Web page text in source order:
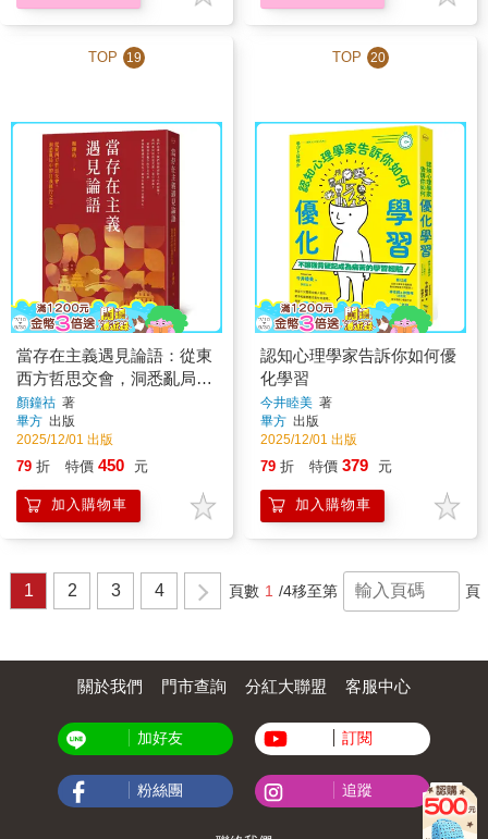
TOP 19
當存在主義遇見論語：從東
西方哲思交會，洞悉亂局中
的自我修行之道
顏鐘祜 著
畢方 出版
2025/12/01 出版
79 折 特價 450 元
加入購物車
TOP 20
認知心理學家告訴你如何優
化學習
今井睦美 著
畢方 出版
2025/12/01 出版
79 折 特價 379 元
加入購物車
1 2 3 4 頁數 1 /4移至第 頁
關於我們 門市查詢 分紅大聯盟 客服中心
加好友 訂閱
粉絲團 追蹤